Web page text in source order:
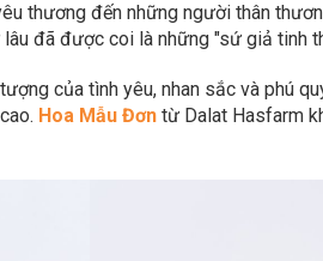
thương đến những người thân
đã được coi là những "sứ giả tinh
của tình yêu, nhan sắc và phú
Hoa Mẫu Đơn từ Dalat Hasfarm